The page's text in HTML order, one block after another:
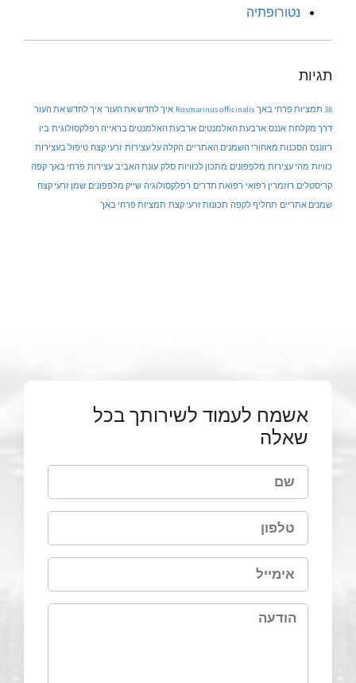
נטורופתיה
תגיות
38 תמציות פרחי באך Rosmarinus officinalis איך לחדש את העור איך לחדש את העור
דרך מקלחת אננס ארבעת האלמנטים ארבעת האלמנטים בראייה רפלקסולוגית ביו
רזוננס הסכנות מאחורי השמנים האתריים הקלה על עצירות זרעי קצח טיפול בעצירות
כוויות מהי עצירות מלפפונים מתכון לכוויות סלק עונת האביב עצירות פרחי באך קפה
קריסטלים רוזמרין רפואי רפואת תדרים רפלקסולוגיה שייק מלפפונים שמן זרעי קצח
שמנים אתריים תחליף לקפה תכונות זרעי קצת תמציות פרחי באך
אשמח לעמוד לשירותך בכל
שאלה